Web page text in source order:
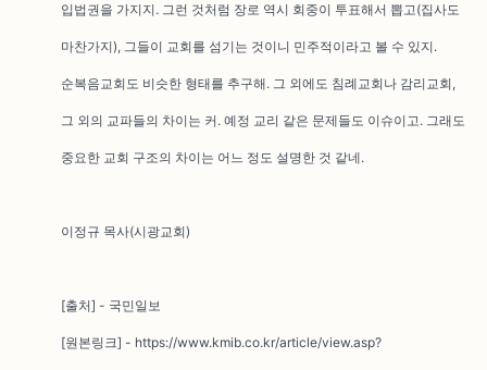
입법권을 가지지. 그런 것처럼 장로 역시 회중이 투표해서 뽑고(집사도
마찬가지), 그들이 교회를 섬기는 것이니 민주적이라고 볼 수 있지.
순복음교회도 비슷한 형태를 추구해. 그 외에도 침례교회나 감리교회,
그 외의 교파들의 차이는 커. 예정 교리 같은 문제들도 이슈이고. 그래도
중요한 교회 구조의 차이는 어느 정도 설명한 것 같네.
이정규 목사(시광교회)
[출처] - 국민일보
[원본링크] - https://www.kmib.co.kr/article/view.asp?